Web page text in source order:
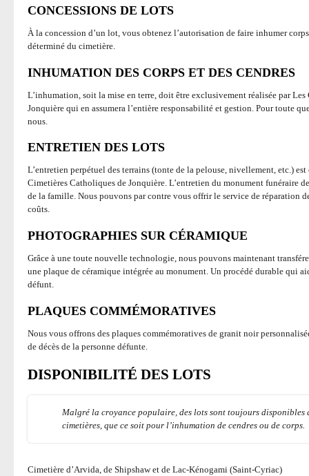
CONCESSIONS DE LOTS
À la concession d’un lot, vous obtenez l’autorisation de faire inhumer
déterminé du cimetière.
INHUMATION DES CORPS ET DES CENDRES
L’inhumation, soit la mise en terre, doit être exclusivement réalisée par
Jonquière qui en assumera l’entière responsabilité et gestion. Pour toute
nous.
ENTRETIEN DES LOTS
L’entretien perpétuel des terrains (tonte de la pelouse, nivellement, etc.) est
Cimetières Catholiques de Jonquière. L’entretien du monument funéraire
de la famille. Nous pouvons par contre vous offrir le service de réparation
coûts.
PHOTOGRAPHIES SUR CÉRAMIQUE
Grâce à une toute nouvelle technologie, nous pouvons maintenant
une plaque de céramique intégrée au monument. Un procédé durable qui
défunt.
PLAQUES COMMÉMORATIVES
Nous vous offrons des plaques commémoratives de granit noir
de décès de la personne défunte.
DISPONIBILITÉ DES LOTS
Malgré la croyance populaire, des lots sont toujours disponibles
cimetières, que ce soit pour l’inhumation de cendres ou de corps.
Cimetière d’Arvida, de Shipshaw et de Lac-Kénogami (Saint-Cyriac)